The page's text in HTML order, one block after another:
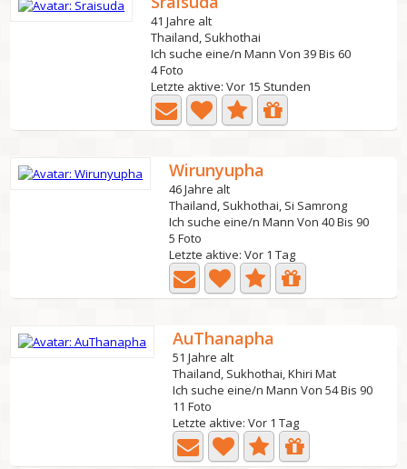
41 Jahre alt
Thailand, Sukhothai
Ich suche eine/n Mann Von 39 Bis 60
4 Foto
Letzte aktive: Vor 15 Stunden
Wirunyupha
46 Jahre alt
Thailand, Sukhothai, Si Samrong
Ich suche eine/n Mann Von 40 Bis 90
5 Foto
Letzte aktive: Vor 1 Tag
AuThanapha
51 Jahre alt
Thailand, Sukhothai, Khiri Mat
Ich suche eine/n Mann Von 54 Bis 90
11 Foto
Letzte aktive: Vor 1 Tag